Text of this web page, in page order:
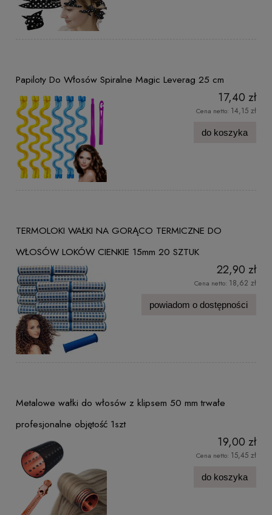
Papiloty Do Włosów Spiralne Magic Leverag 25 cm
17,40 zł
Cena netto: 14,15 zł
do koszyka
TERMOLOKI WAŁKI NA GORĄCO TERMICZNE DO
WŁOSÓW LOKÓW CIENKIE 15mm 20 SZTUK
22,90 zł
Cena netto: 18,62 zł
powiadom o dostępności
Metalowe wałki do włosów z klipsem 50 mm trwałe
profesjonalne objętość 1szt
19,00 zł
Cena netto: 15,45 zł
do koszyka